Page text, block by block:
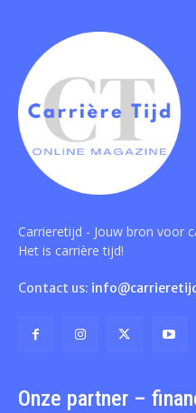
Carrieretijd - Jouw bron voor
Het is carrière tijd!
Contact us:
Onze partner –